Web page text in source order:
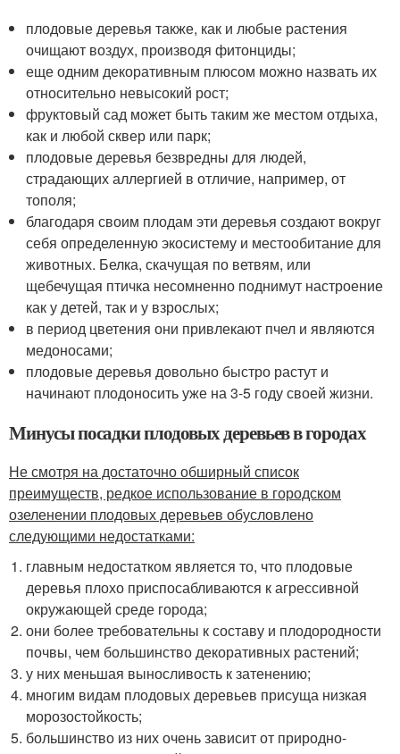
плодовые деревья также, как и любые растения
очищают воздух, производя фитонциды;
еще одним декоративным плюсом можно назвать их
относительно невысокий рост;
фруктовый сад может быть таким же местом отдыха,
как и любой сквер или парк;
плодовые деревья безвредны для людей,
страдающих аллергией в отличие, например, от
тополя;
благодаря своим плодам эти деревья создают вокруг
себя определенную экосистему и местообитание для
животных. Белка, скачущая по ветвям, или
щебечущая птичка несомненно поднимут настроение
как у детей, так и у взрослых;
в период цветения они привлекают пчел и являются
медоносами;
плодовые деревья довольно быстро растут и
начинают плодоносить уже на 3-5 году своей жизни.
Минусы посадки плодовых деревьев в городах
Не смотря на достаточно обширный список
преимуществ, редкое использование в городском
озеленении плодовых деревьев обусловлено
следующими недостатками:
главным недостатком является то, что плодовые
деревья плохо приспосабливаются к агрессивной
окружающей среде города;
они более требовательны к составу и плодородности
почвы, чем большинство декоративных растений;
у них меньшая выносливость к затенению;
многим видам плодовых деревьев присуща низкая
морозостойкость;
большинство из них очень зависит от природно-